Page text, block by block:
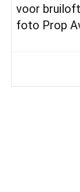
voor
foto Prop